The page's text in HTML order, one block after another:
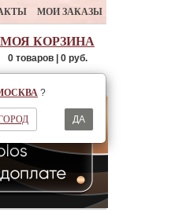
МОИ ЗАКАЗЫ
МОЯ КОРЗИНА
0 товаров | 0 руб.
?
ДА